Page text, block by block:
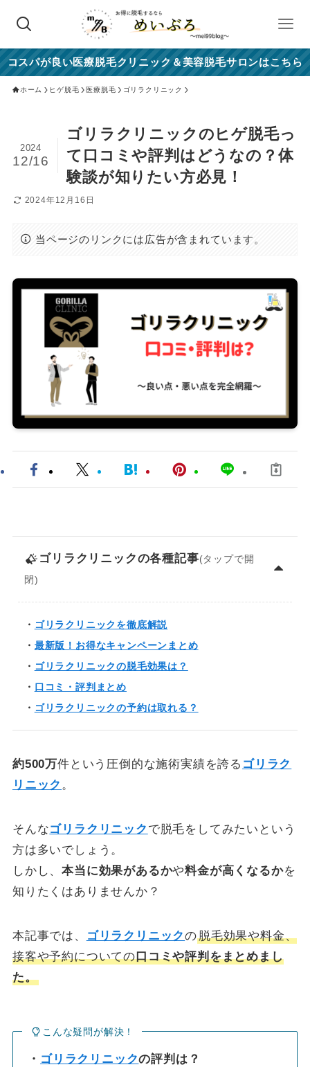
コスパが良い医療脱毛クリニック＆美容脱毛サロンはこちら
ホーム ヒゲ脱毛 医療脱毛 ゴリラクリニック
ゴリラクリニックのヒゲ脱毛っ
て口コミや評判はどうなの？体
験談が知りたい方必見！
2024
12/16
2024年12月16日
当ページのリンクには広告が含まれています。
ゴリラクリニックの各種記事(タップで開
閉)
・ ゴリラクリニックを徹底解説
・ 最新版！お得なキャンペーンまとめ
・ ゴリラクリニックの脱毛効果は？
・ 口コミ・評判まとめ
・ ゴリラクリニックの予約は取れる？
約500万件という圧倒的な施術実績を誇る ゴリラク
リニック 。
そんなゴリラクリニック で脱毛をしてみたいという
方は多いでしょう。
しかし、本当に効果があるかや料金が高くなるかを
知りたくはありませんか？
本記事では、 ゴリラクリニックの脱毛効果や料金、
接客や予約についての口コミや評判をまとめまし
た。
こんな疑問が解決！
・ ゴリラクリニックの評判は？